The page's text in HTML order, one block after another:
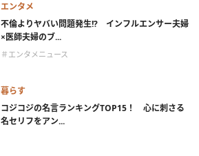
エンタメ
不倫よりヤバい問題発生!? インフルエンサー夫婦
×医師夫婦のブ...
＃エンタメニュース
暮らす
コジコジの名言ランキングTOP15！ 心に刺さる
名セリフをアン...